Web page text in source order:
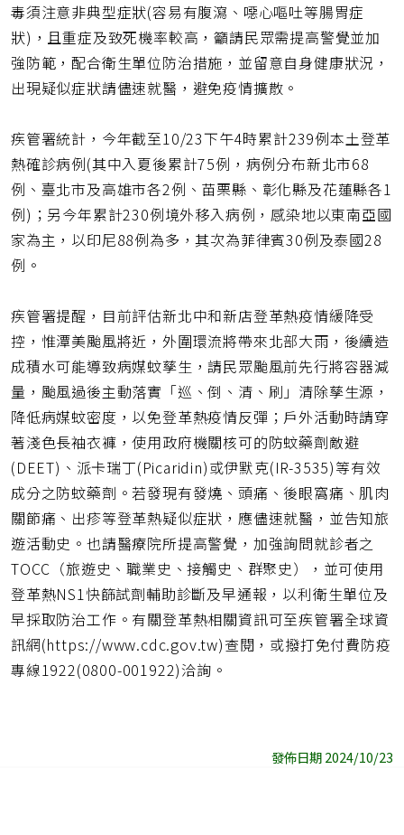
毒須注意非典型症狀(容易有腹瀉、噁心嘔吐等腸胃症
狀)，且重症及致死機率較高，籲請民眾需提高警覺並加
強防範，配合衛生單位防治措施，並留意自身健康狀況，
出現疑似症狀請儘速就醫，避免疫情擴散。
疾管署統計，今年截至10/23下午4時累計239例本土登革
熱確診病例(其中入夏後累計75例，病例分布新北市68
例、臺北市及高雄市各2例、苗栗縣、彰化縣及花蓮縣各1
例)；另今年累計230例境外移入病例，感染地以東南亞國
家為主，以印尼88例為多，其次為菲律賓30例及泰國28
例。
疾管署提醒，目前評估新北中和新店登革熱疫情緩降受
控，惟潭美颱風將近，外圍環流將帶來北部大雨，後續造
成積水可能導致病媒蚊孳生，請民眾颱風前先行將容器減
量，颱風過後主動落實「巡、倒、清、刷」清除孳生源，
降低病媒蚊密度，以免登革熱疫情反彈；戶外活動時請穿
著淺色長袖衣褲，使用政府機關核可的防蚊藥劑敵避
(DEET)、派卡瑞丁(Picaridin)或伊默克(IR-3535)等有效
成分之防蚊藥劑。若發現有發燒、頭痛、後眼窩痛、肌肉
關節痛、出疹等登革熱疑似症狀，應儘速就醫，並告知旅
遊活動史。也請醫療院所提高警覺，加強詢問就診者之
TOCC（旅遊史、職業史、接觸史、群聚史），並可使用
登革熱NS1快篩試劑輔助診斷及早通報，以利衛生單位及
早採取防治工作。有關登革熱相關資訊可至疾管署全球資
訊網(https://www.cdc.gov.tw)查閱，或撥打免付費防疫
專線1922(0800-001922)洽詢。
發佈日期 2024/10/23